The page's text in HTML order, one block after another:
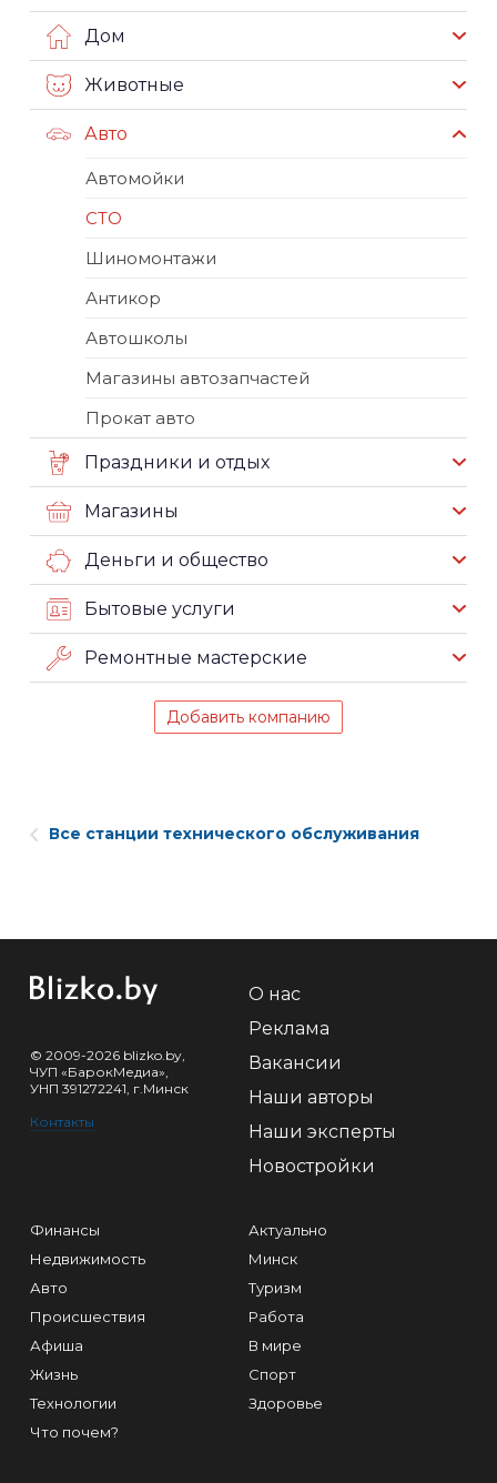
Дом
Животные
Авто
Автомойки
СТО
Шиномонтажи
Антикор
Автошколы
Магазины автозапчастей
Прокат авто
Праздники и отдых
Магазины
Деньги и общество
Бытовые услуги
Ремонтные мастерские
Добавить компанию
Все станции технического обслуживания
© 2009-2026 blizko.by,
ЧУП «БарокМедиа»,
УНП 391272241, г.Минск
Контакты
О нас
Реклама
Вакансии
Наши авторы
Наши эксперты
Новостройки
Финансы
Недвижимость
Авто
Происшествия
Афиша
Жизнь
Технологии
Что почем?
Актуально
Минск
Туризм
Работа
В мире
Спорт
Здоровье